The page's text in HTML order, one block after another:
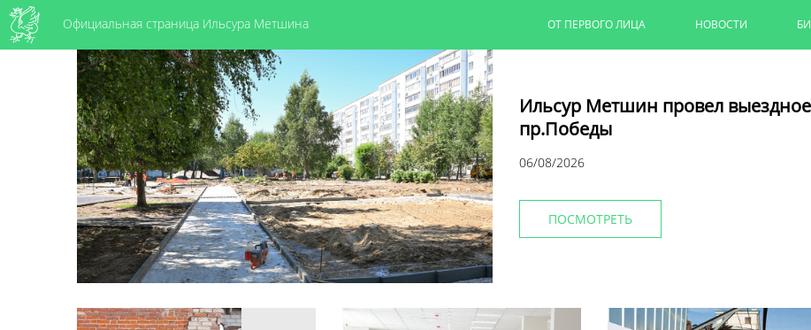
Официальная страница Ильсура Метшина ОТ ПЕРВОГО ЛИЦА НОВОСТИ
Ильсур Метшин провел
пр.Победы
06/08/2026
ПОСМОТРЕТЬ